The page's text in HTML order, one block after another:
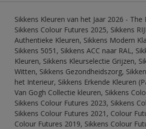
Sikkens Kleuren van het Jaar 2026 -
Sikkens Colour Futures 2025, Sikkens
Authentieke Kleuren, Sikkens Modern
Sikkens 5051, Sikkens ACC naar RAL,
Kleuren, Sikkens Kleurselectie Grijzen,
Witten, Sikkens Gezondheidszorg,
het Interieur, Sikkens Erkende Kleuren
Van Gogh Collectie kleuren, Sikkens
Sikkens Colour Futures 2023, Sikkens
Sikkens Colour Futures 2021, Colour
Colour Futures 2019, Sikkens Colour